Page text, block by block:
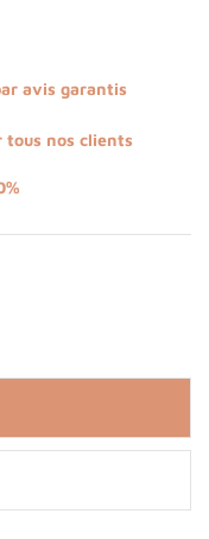
avis garantis
tous nos clients